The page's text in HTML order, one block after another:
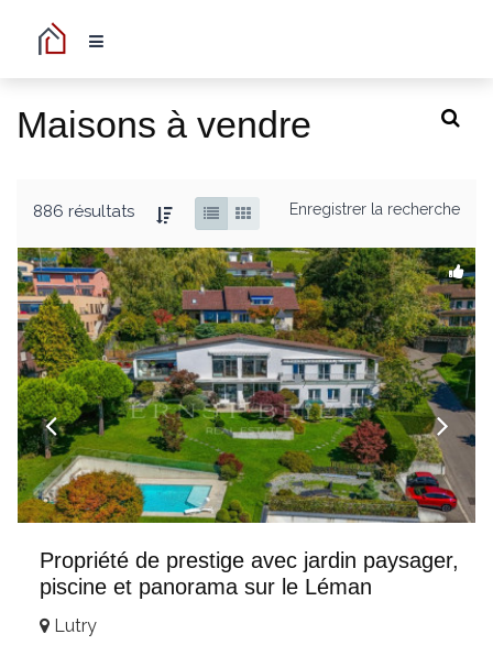
Maisons à vendre
886 résultats Enregistrer la recherche
Propriété de prestige avec jardin paysager,
piscine et panorama sur le Léman
Lutry